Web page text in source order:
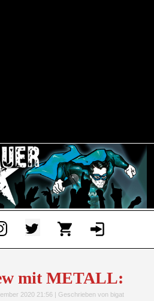
mit METALL:
2020 21:56| Geschrieben von bigat